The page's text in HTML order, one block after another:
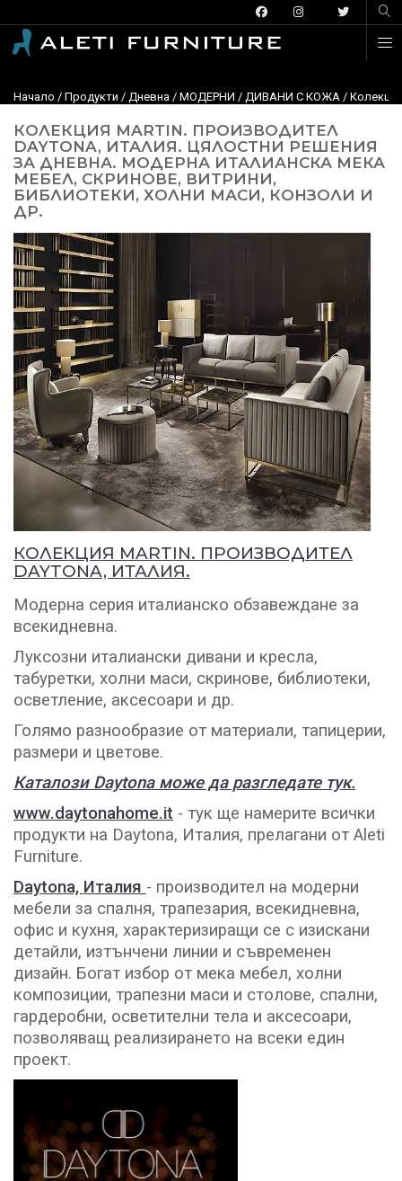
Начало / Продукти / Дневна / МОДЕРНИ / ДИВАНИ С КОЖА /
КОЛЕКЦИЯ MARTIN. ПРОИЗВОДИТЕЛ
DAYTONA, ИТАЛИЯ. ЦЯЛОСТНИ РЕШЕНИЯ
ЗА ДНЕВНА. МОДЕРНА ИТАЛИАНСКА МЕКА
МЕБЕЛ, СКРИНОВЕ, ВИТРИНИ,
БИБЛИОТЕКИ, ХОЛНИ МАСИ, КОНЗОЛИ И
ДР.
КОЛЕКЦИЯ MARTIN. ПРОИЗВОДИТЕЛ
DAYTONA, ИТАЛИЯ.
Модерна серия италианско обзавеждане за
всекидневна.
Луксозни италиански дивани и кресла,
табуретки, холни маси, скринове, библиотеки,
осветление, аксесоари и др.
Голямо разнообразие от материали, тапицерии,
размери и цветове.
Каталози Daytona може да разгледате тук.
www.daytonahome.it - тук ще намерите всички
продукти на Daytona, Италия, прелагани от Aleti
Furniture.
Daytona, Италия - производител на модерни
мебели за спалня, трапезария, всекидневна,
офис и кухня, характеризиращи се с изискани
детайли, изтънчени линии и съвременен
дизайн. Богат избор от мека мебел, холни
композиции, трапезни маси и столове, спални,
гардеробни, осветителни тела и аксесоари,
позволяващ реализирането на всеки един
проект.